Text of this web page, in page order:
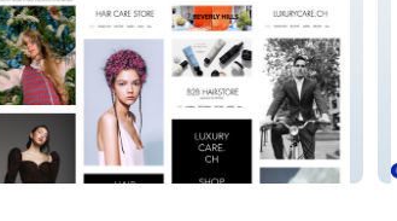
NYCE HAIR GMBH